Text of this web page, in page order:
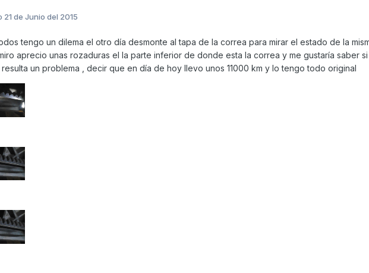
21 de Junio del 2015
tengo un dilema el otro día desmonte al tapa de la correa para mirar el estado de la
aprecio unas rozaduras el la parte inferior de donde esta la correa y me gustaría saber
un problema , decir que en día de hoy llevo unos 11000 km y lo tengo todo original